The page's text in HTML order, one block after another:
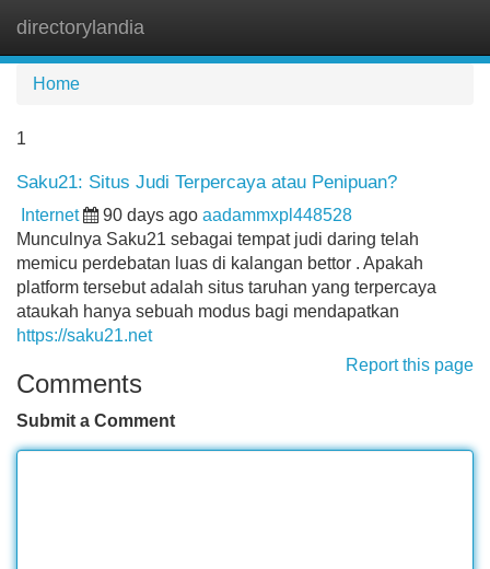
directorylandia
Home
1
Saku21: Situs Judi Terpercaya atau Penipuan?
Internet 90 days ago aadammxpl448528
Munculnya Saku21 sebagai tempat judi daring telah
memicu perdebatan luas di kalangan bettor . Apakah
platform tersebut adalah situs taruhan yang terpercaya
ataukah hanya sebuah modus bagi mendapatkan
https://saku21.net
Report this page
Comments
Submit a Comment